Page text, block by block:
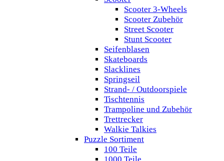
Scooter 3-Wheels
Scooter Zubehör
Street Scooter
Stunt Scooter
Seifenblasen
Skateboards
Slacklines
Springseil
Strand- / Outdoorspiele
Tischtennis
Trampoline und Zubehör
Trettrecker
Walkie Talkies
Puzzle Sortiment
100 Teile